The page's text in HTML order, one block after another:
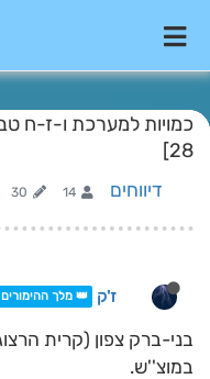
28]
דיווחים 14
30
ז'ק 👑 מלך ההימורים
במוצ''ש.